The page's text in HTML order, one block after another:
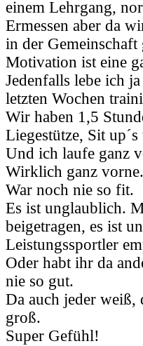
einem Lehrgang,
Ermessen aber da
in der
Motivation ist eine
Jedenfalls lebe ich
letzten Wochen
Wir haben 1,5
Liegestütze, Sit
Und ich laufe ganz
Wirklich ganz
War noch nie so fit.
Es ist unglaublich.
beigetragen, es ist
Leistungssportler
Oder habt ihr da
nie so gut.
Da auch jeder weiß,
groß.
Super Gefühl!